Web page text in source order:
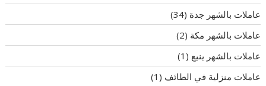
عاملات بالشهر جدة (34)
عاملات بالشهر مكة (2)
عاملات بالشهر ينبع (1)
عاملات منزلية في الطائف (1)